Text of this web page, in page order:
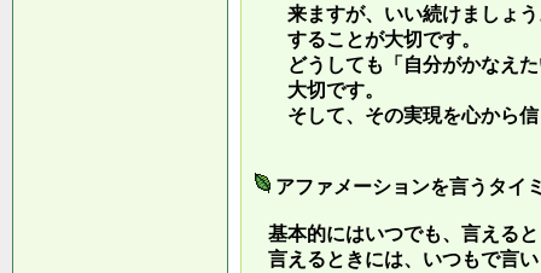
来ますが、いい続けましょう
することが大切です。
どうしても「自分がかなえた
大切です。
そして、その実現を心から信
アファメーションを言うタイ
基本的にはいつでも、言える
言えるときには、いつもで言